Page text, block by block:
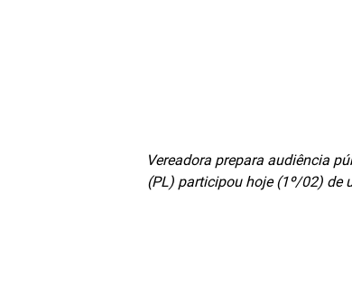
Vereadora prepara audiência
(PL) participou hoje (1º/02) de